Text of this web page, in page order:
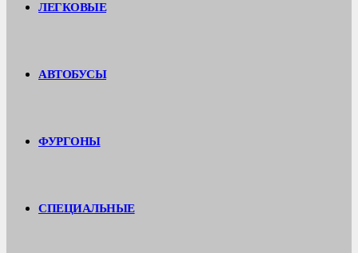
ЛЕГКОВЫЕ
АВТОБУСЫ
ФУРГОНЫ
СПЕЦИАЛЬНЫЕ